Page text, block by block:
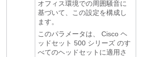
オフィス環境での周囲騒音に
基づいて、この設定を構成し
ます。
このパラメータは、
Cisco ヘ
ッドセット 500 シリーズ のす
べてのヘッドセットに適用さ